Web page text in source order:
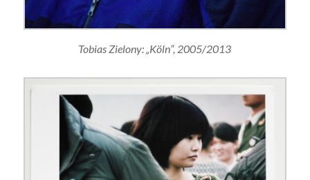
Tobias Zielony: „Köln“, 2005/2013